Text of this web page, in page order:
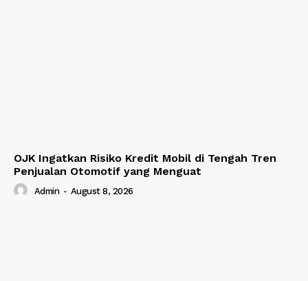
OJK Ingatkan Risiko Kredit Mobil di Tengah Tren
Penjualan Otomotif yang Menguat
Admin - August 8, 2026